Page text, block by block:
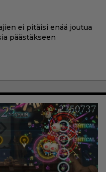
ei pitäisi enää joutua
päästäkseen